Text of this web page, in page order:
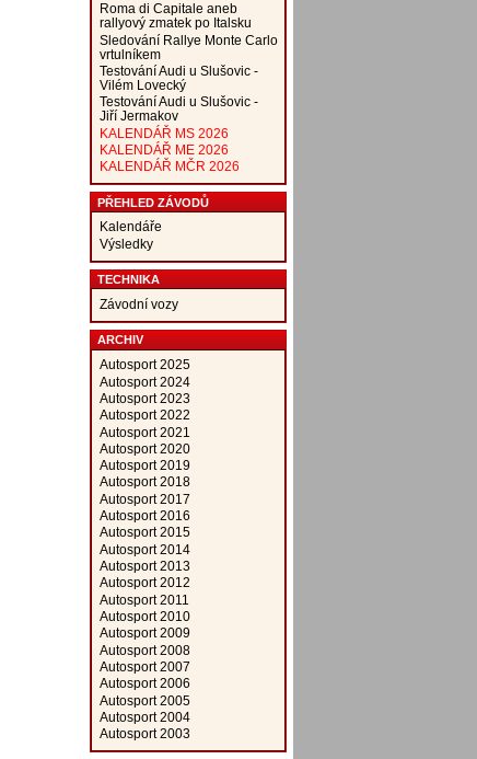
Roma di Capitale aneb
rallyový zmatek po Italsku
Sledování Rallye Monte Carlo
vrtulníkem
Testování Audi u Slušovic -
Vilém Lovecký
Testování Audi u Slušovic -
Jiří Jermakov
KALENDÁŘ MS 2026
KALENDÁŘ ME 2026
KALENDÁŘ MČR 2026
PŘEHLED ZÁVODŮ
Kalendáře
Výsledky
TECHNIKA
Závodní vozy
ARCHIV
Autosport 2025
Autosport 2024
Autosport 2023
Autosport 2022
Autosport 2021
Autosport 2020
Autosport 2019
Autosport 2018
Autosport 2017
Autosport 2016
Autosport 2015
Autosport 2014
Autosport 2013
Autosport 2012
Autosport 2011
Autosport 2010
Autosport 2009
Autosport 2008
Autosport 2007
Autosport 2006
Autosport 2005
Autosport 2004
Autosport 2003